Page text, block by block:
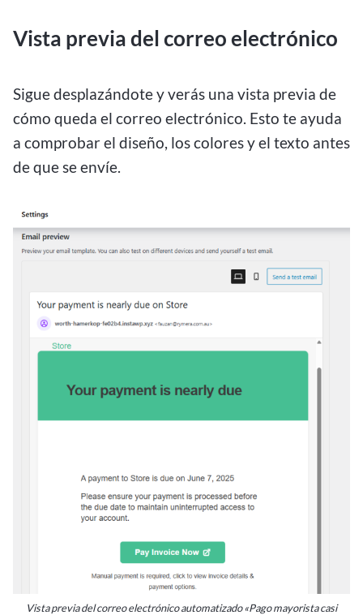
Vista previa del correo electrónico
Sigue desplazándote y verás una vista previa de
cómo queda el correo electrónico. Esto te ayuda
a comprobar el diseño, los colores y el texto antes
de que se envíe.
Vista previa del correo electrónico automatizado «Pago mayorista casi